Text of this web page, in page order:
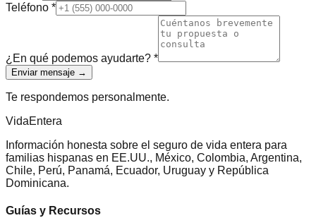
Teléfono *
¿En qué podemos ayudarte? *
Enviar mensaje →
Te respondemos personalmente.
VidaEntera
Información honesta sobre el seguro de vida entera para
familias hispanas en EE.UU., México, Colombia, Argentina,
Chile, Perú, Panamá, Ecuador, Uruguay y República
Dominicana.
Guías y Recursos